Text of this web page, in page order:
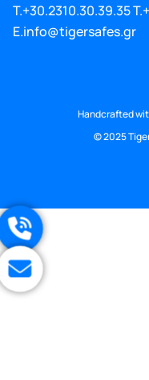
T.+30.2310.30.39.35
E.info@tigersafes.gr
Handcrafted
© 2025